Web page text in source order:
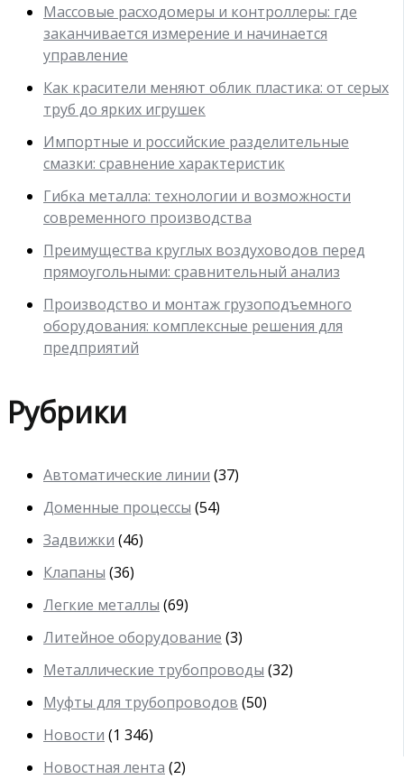
Массовые расходомеры и контроллеры: где
заканчивается измерение и начинается
управление
Как красители меняют облик пластика: от серых
труб до ярких игрушек
Импортные и российские разделительные
смазки: сравнение характеристик
Гибка металла: технологии и возможности
современного производства
Преимущества круглых воздуховодов перед
прямоугольными: сравнительный анализ
Производство и монтаж грузоподъемного
оборудования: комплексные решения для
предприятий
Рубрики
Автоматические линии (37)
Доменные процессы (54)
Задвижки (46)
Клапаны (36)
Легкие металлы (69)
Литейное оборудование (3)
Металлические трубопроводы (32)
Муфты для трубопроводов (50)
Новости (1 346)
Новостная лента (2)